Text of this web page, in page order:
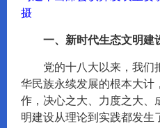
摄
一、新时代生态文明建
党的十八大以来，我们
华民族永续发展的根本大计
作，决心之大、力度之大、
明建设从理论到实践都发生